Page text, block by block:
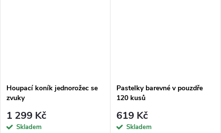
Houpací koník jednorožec se
zvuky
1 299 Kč
Skladem
Pastelky barevné v pouzdře
120 kusů
619 Kč
Skladem